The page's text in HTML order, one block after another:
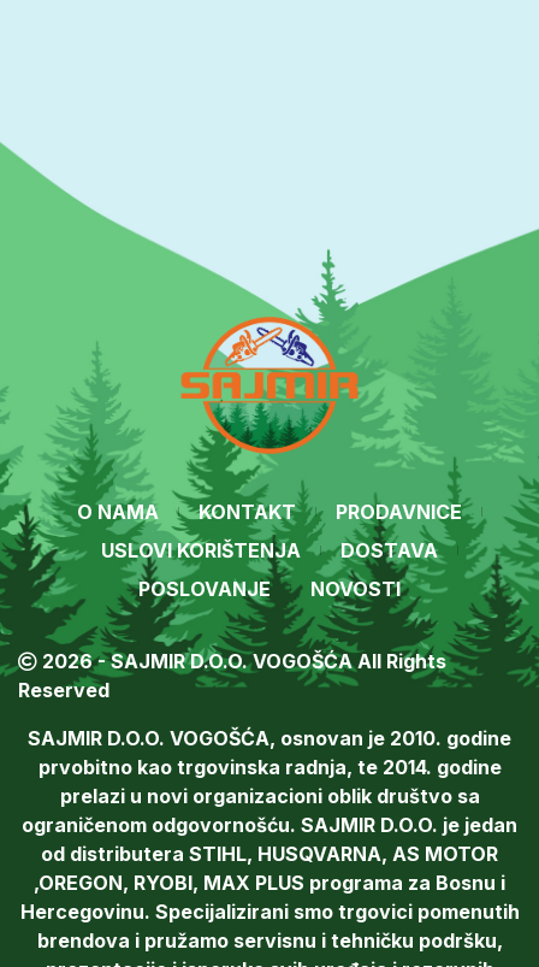
O NAMA KONTAKT
PRODAVNICE
USLOVI KORIŠTENJA
DOSTAVA
POSLOVANJE
NOVOSTI
2026 - SAJMIR D.O.O. VOGOŠĆA All Rights
Reserved
SAJMIR D.O.O. VOGOŠĆA, osnovan je 2010. godine
prvobitno kao trgovinska radnja, te 2014. godine
prelazi u novi organizacioni oblik društvo sa
ograničenom odgovornošću. SAJMIR D.O.O. je jedan
od distributera STIHL, HUSQVARNA, AS MOTOR
,OREGON, RYOBI, MAX PLUS programa za Bosnu i
Hercegovinu. Specijalizirani smo trgovici pomenutih
brendova i pružamo servisnu i tehničku podršku,